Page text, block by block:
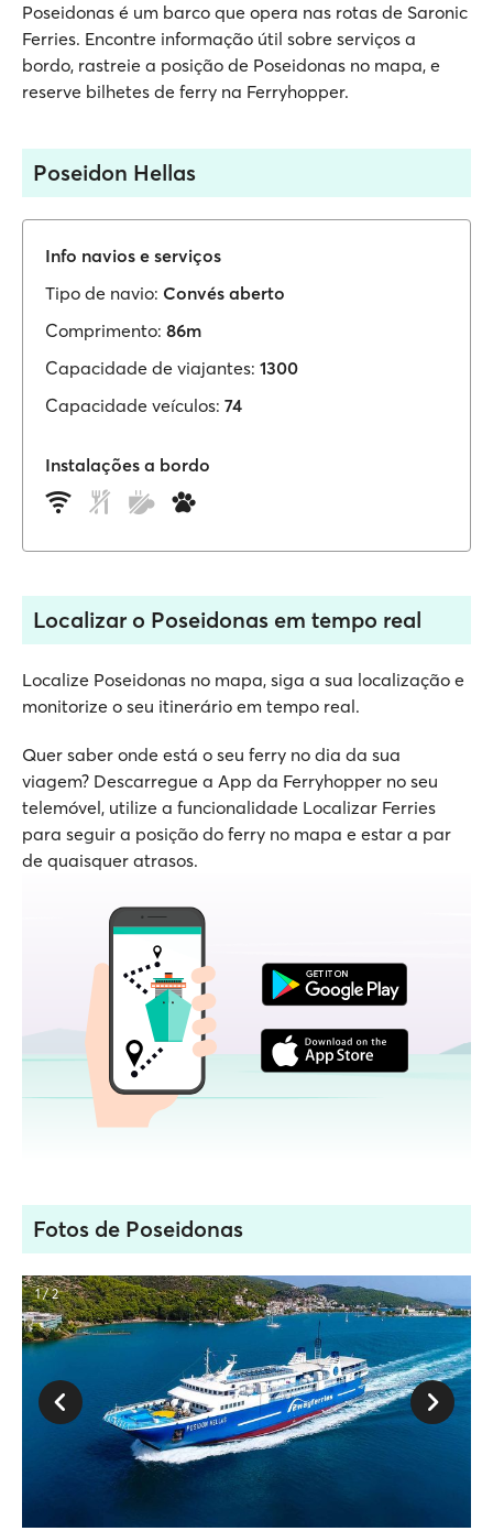
Poseidonas é um barco que opera nas rotas de Saronic
Ferries. Encontre informação útil sobre serviços a
bordo, rastreie a posição de Poseidonas no mapa, e
reserve bilhetes de ferry na Ferryhopper.
Poseidon Hellas
Info navios e serviços
Tipo de navio: Convés aberto
Comprimento: 86m
Capacidade de viajantes: 1300
Capacidade veículos: 74
Instalações a bordo
Localizar o Poseidonas em tempo real
Localize Poseidonas no mapa, siga a sua localização e
monitorize o seu itinerário em tempo real.
Quer saber onde está o seu ferry no dia da sua
viagem? Descarregue a App da Ferryhopper no seu
telemóvel, utilize a funcionalidade Localizar Ferries
para seguir a posição do ferry no mapa e estar a par
de quaisquer atrasos.
Fotos de Poseidonas
1 / 2